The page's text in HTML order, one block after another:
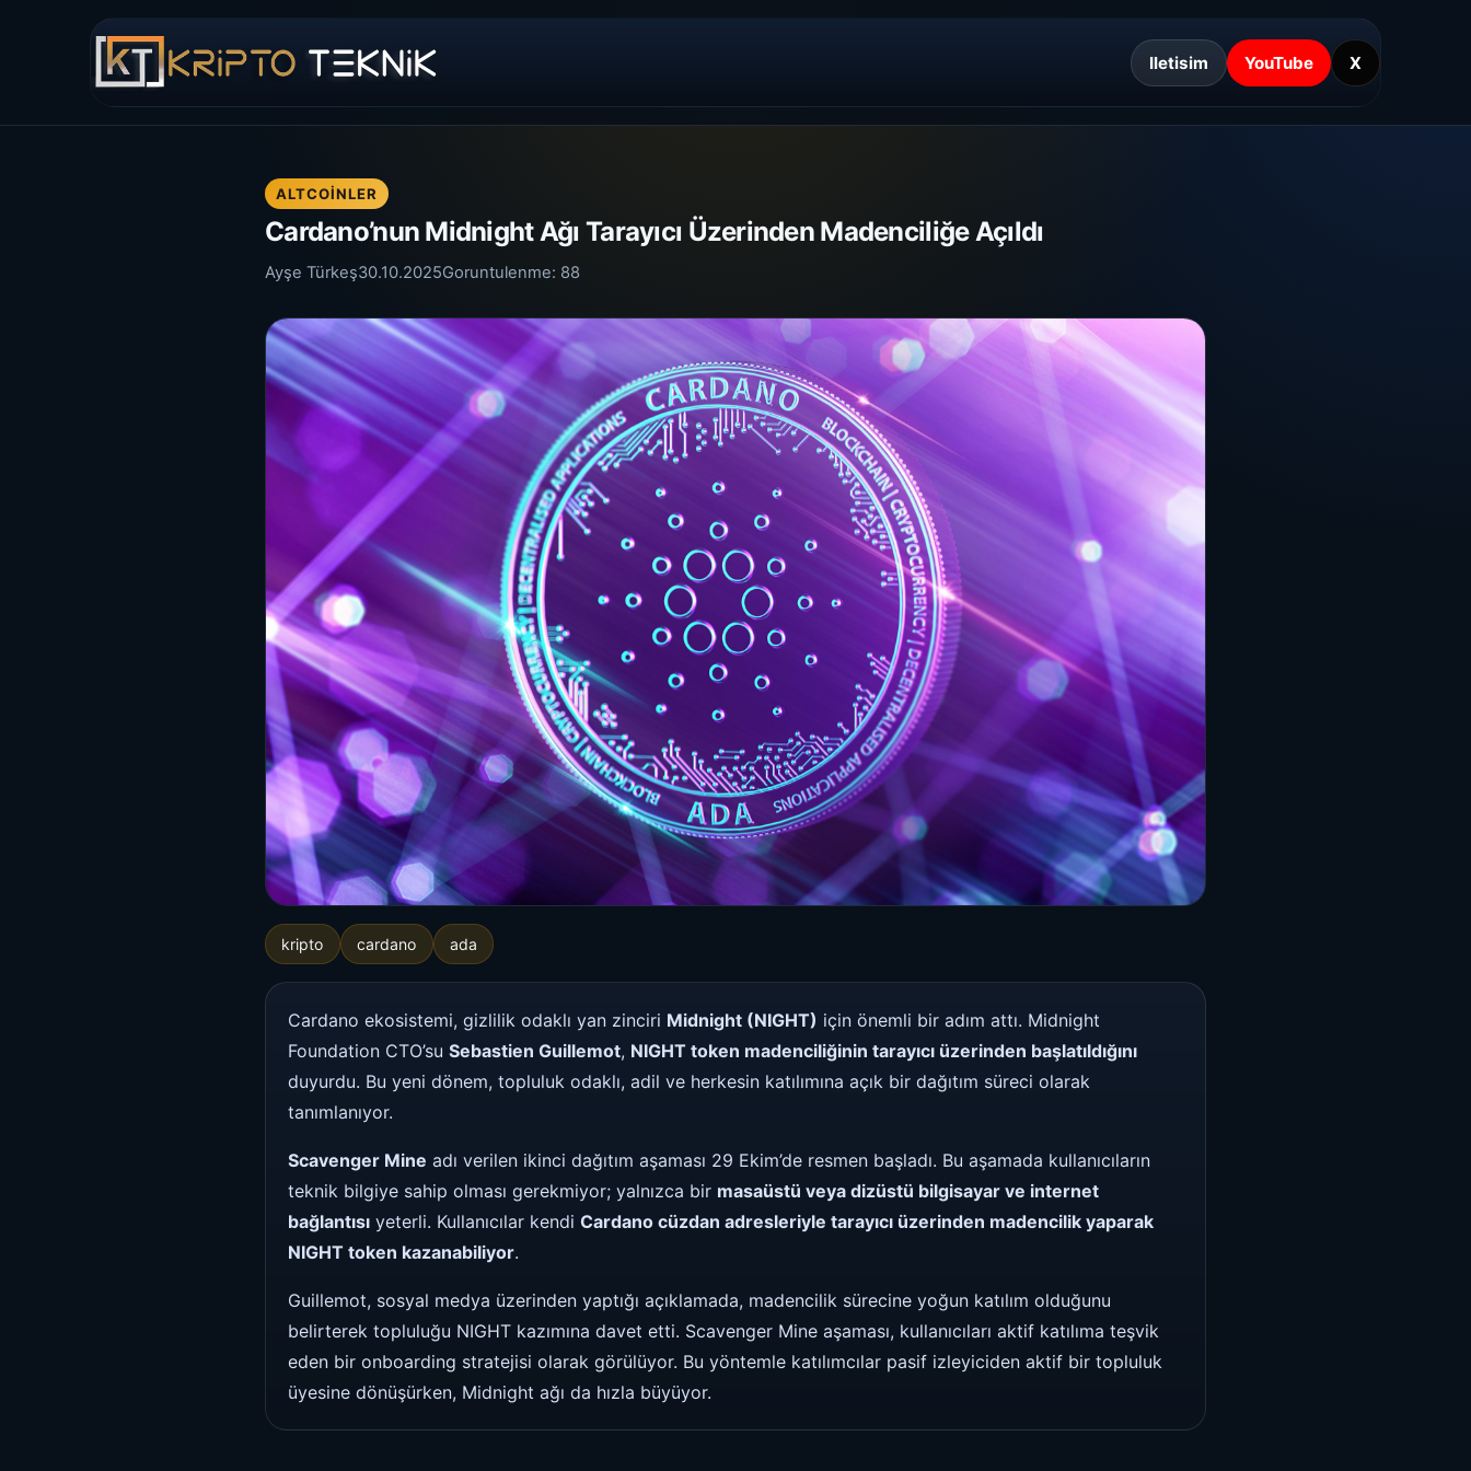
Iletisim YouTube X
ALTCOINLER
Cardano’nun Midnight Ağı Tarayıcı Üzerinden Madenciliğe Açıldı
Ayşe Türkeş30.10.2025Goruntulenme: 88
kripto cardano ada
Cardano ekosistemi, gizlilik odaklı yan zinciri Midnight (NIGHT) için önemli bir adım attı. Midnight
Foundation CTO’su Sebastien Guillemot, NIGHT token madenciliğinin tarayıcı üzerinden başlatıldığını
duyurdu. Bu yeni dönem, topluluk odaklı, adil ve herkesin katılımına açık bir dağıtım süreci olarak
tanımlanıyor.
Scavenger Mine adı verilen ikinci dağıtım aşaması 29 Ekim’de resmen başladı. Bu aşamada kullanıcıların
teknik bilgiye sahip olması gerekmiyor; yalnızca bir masaüstü veya dizüstü bilgisayar ve internet
bağlantısı yeterli. Kullanıcılar kendi Cardano cüzdan adresleriyle tarayıcı üzerinden madencilik yaparak
NIGHT token kazanabiliyor.
Guillemot, sosyal medya üzerinden yaptığı açıklamada, madencilik sürecine yoğun katılım olduğunu
belirterek topluluğu NIGHT kazımına davet etti. Scavenger Mine aşaması, kullanıcıları aktif katılıma teşvik
eden bir onboarding stratejisi olarak görülüyor. Bu yöntemle katılımcılar pasif izleyiciden aktif bir topluluk
üyesine dönüşürken, Midnight ağı da hızla büyüyor.